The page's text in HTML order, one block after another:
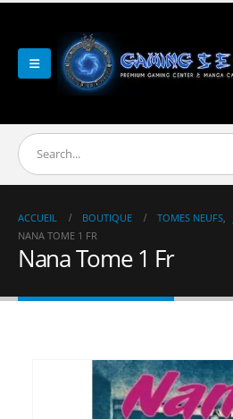
ACCUEIL BOUTIQUE TOMES NEUFS
NANA TOME 1 FR
Nana Tome 1 Fr